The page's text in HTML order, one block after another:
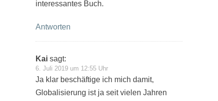
interessantes Buch.
Antworten
Kai sagt:
6. Juli 2019 um 12:55 Uhr
Ja klar beschäftige ich mich damit,
Globalisierung ist ja seit vielen Jahren